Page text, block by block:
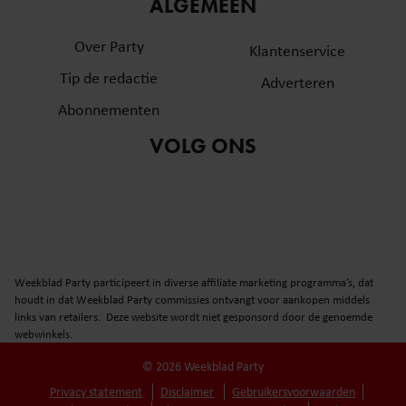
ALGEMEEN
Over Party
Tip de redactie
Abonnementen
Klantenservice
Adverteren
VOLG ONS
Weekblad Party participeert in diverse affiliate marketing programma’s, dat
houdt in dat Weekblad Party commissies ontvangt voor aankopen middels
links van retailers. Deze website wordt niet gesponsord door de genoemde
webwinkels.
© 2026 Weekblad Party
Privacy statement
Disclaimer
Gebruikersvoorwaarden